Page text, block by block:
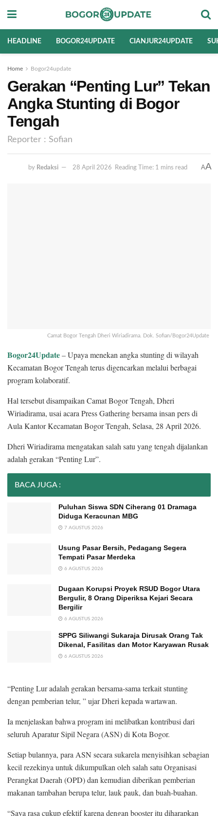
HEADLINE BOGOR24UPDATE CIANJUR24UPDATE
Home Bogor24update
Gerakan “Penting Lur” Tekan
Angka Stunting di Bogor
Tengah
Reporter : Sofian
by Redaksi 28 April 2026 Reading Time: 1 mins read AA
Camat Bogor Tengah Dheri Wiriadirama. Dok. Sofian/Bogor24Update
Bogor24Update– Upaya menekan angka stunting di wilayah
Kecamatan Bogor Tengah terus digencarkan melalui berbagai
program kolaboratif.
Hal tersebut disampaikan Camat Bogor Tengah, Dheri
Wiriadirama, usai acara Press Gathering bersama insan pers di
Aula Kantor Kecamatan Bogor Tengah, Selasa, 28 April 2026.
Dheri Wiriadirama mengatakan salah satu yang tengah dijalankan
adalah gerakan “Penting Lur”.
BACA JUGA :
Puluhan Siswa SDN Ciherang 01 Dramaga
Diduga Keracunan MBG
7 AGUSTUS 2026
Usung Pasar Bersih, Pedagang Segera
Tempati Pasar Merdeka
6 AGUSTUS 2026
Dugaan Korupsi Proyek RSUD Bogor Utara
Bergulir, 8 Orang Diperiksa Kejari Secara
Bergilir
6 AGUSTUS 2026
SPPG Siliwangi Sukaraja Dirusak Orang Tak
Dikenal, Fasilitas dan Motor Karyawan Rusak
6 AGUSTUS 2026
“Penting Lur adalah gerakan bersama-sama terkait stunting
dengan pemberian telur, ” ujar Dheri kepada wartawan.
Ia menjelaskan bahwa program ini melibatkan kontribusi dari
seluruh Aparatur Sipil Negara (ASN) di Kota Bogor.
Setiap bulannya, para ASN secara sukarela menyisihkan sebagian
kecil rezekinya untuk dikumpulkan oleh salah satu Organisasi
Perangkat Daerah (OPD) dan kemudian diberikan pemberian
makanan tambahan berupa telur, lauk pauk, dan buah-buahan.
“Saya rasa cukup efektif karena dengan booster itu diharapkan